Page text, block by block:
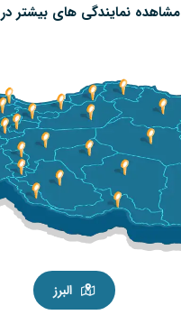
مشاهده نمایندگی های بیشتر در
البرز